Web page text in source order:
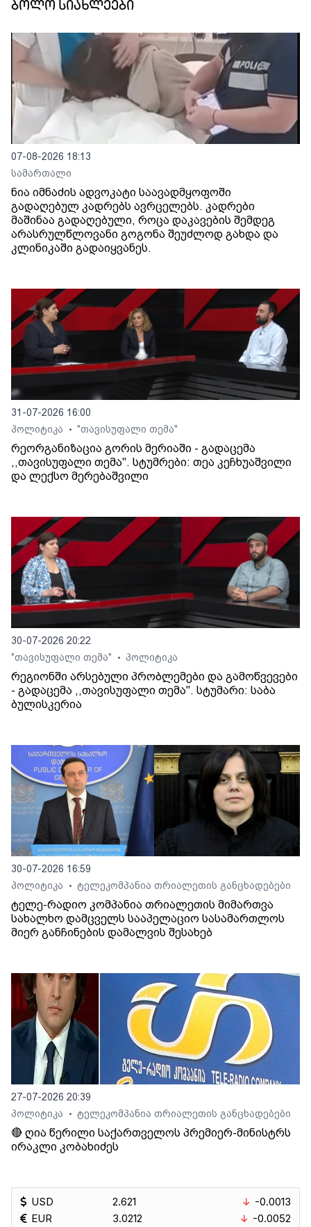
ბოლო სიახლეები
07-08-2026 18:13
სამართალი
ნია იმნაძის ადვოკატი საავადმყოფოში
გადაღებულ კადრებს ავრცელებს. კადრები
მაშინაა გადაღებული, როცა დაკავების შემდეგ
არასრულწლოვანი გოგონა შეუძლოდ გახდა და
კლინიკაში გადაიყვანეს.
31-07-2026 16:00
პოლიტიკა
• "თავისუფალი თემა"
რეორგანიზაცია გორის მერიაში - გადაცემა
,,თავისუფალი თემა". სტუმრები: თეა კეჩხუაშვილი
და ლექსო მერებაშვილი
30-07-2026 20:22
"თავისუფალი თემა"
• პოლიტიკა
რეგიონში არსებული პრობლემები და გამოწვევები
- გადაცემა ,,თავისუფალი თემა". სტუმარი: საბა
ბულისკერია
30-07-2026 16:59
პოლიტიკა
• ტელეკომპანია თრიალეთის განცხადებები
ტელე-რადიო კომპანია თრიალეთის მიმართვა
სახალხო დამცველს სააპელაციო სასამართლოს
მიერ განჩინების დამალვის შესახებ
27-07-2026 20:39
პოლიტიკა
• ტელეკომპანია თრიალეთის განცხადებები
🔴 ღია წერილი საქართველოს პრემიერ-მინისტრს
ირაკლი კობახიძეს
USD
EUR
2.621
3.0212
-0.0013
-0.0052